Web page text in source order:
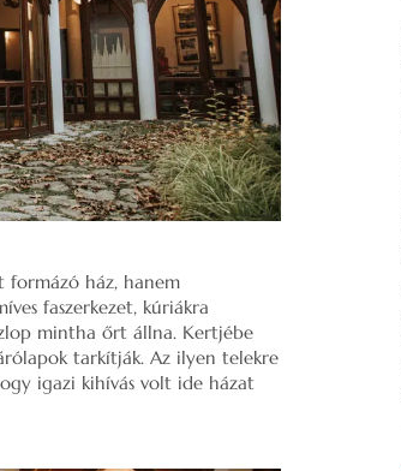
formázó ház, hanem
faszerkezet, kúriákra
mintha őrt állna. Kertjébe
tarkítják. Az ilyen telekre
igazi kihívás volt ide házat